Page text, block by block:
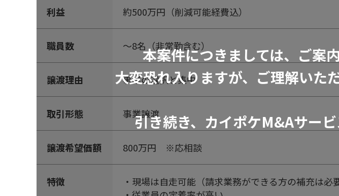
本案件につきましては、ご案
大変恐れ入りますが、ご理解いた
引き続き、カイポケM&Aサー
利益 約500万円（削減可能経費込）
職員数 ～8名（非常勤含む）
譲渡理由 事業の選択と集中
取引形態 事業譲渡
譲渡希望価額 800万円 ※応相談
特徴
・現場は自走可能（請求業務ができる方の補充は必要